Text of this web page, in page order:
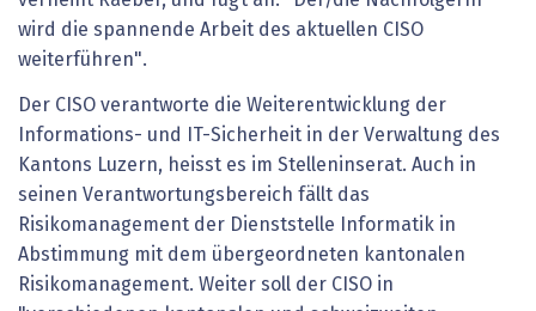
wird die spannende Arbeit des aktuellen CISO
weiterführen".
Der CISO verantworte die Weiterentwicklung der
Informations- und IT-Sicherheit in der Verwaltung des
Kantons Luzern, heisst es im Stelleninserat. Auch in
seinen Verantwortungsbereich fällt das
Risikomanagement der Dienststelle Informatik in
Abstimmung mit dem übergeordneten kantonalen
Risikomanagement. Weiter soll der CISO in